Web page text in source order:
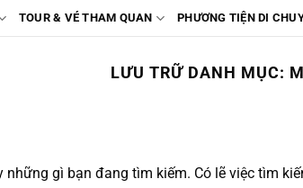
TOUR & VÉ THAM QUAN PHƯƠNG TIỆN DI
LƯU TRỮ DANH MỤC:
gì bạn đang tìm kiếm. Có lẽ việc tìm